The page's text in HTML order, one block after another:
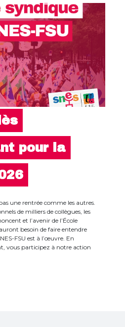
pour la
une rentrée comme les autres.
de milliers de collègues, les
et l’avenir de l’École
besoin de faire entendre
FSU est à l’œuvre. En
vous participez à notre action